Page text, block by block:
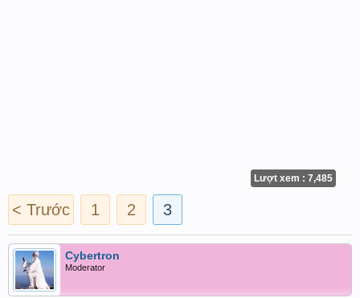
Lượt xem : 7,485
< Trước 1 2 3
Cybertron
Moderator